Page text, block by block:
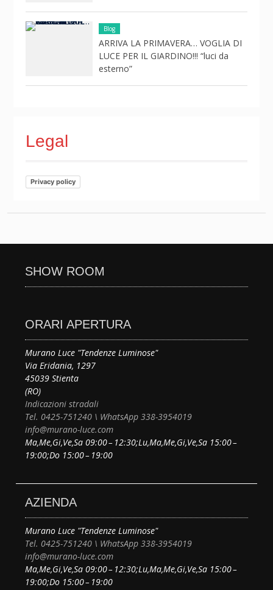
Blog
ARRIVA LA PRIMAVERA… VOGLIA DI
LUCE PER IL GIARDINO!!! “luci da
esterno”
Legal
Privacy policy
SHOW ROOM
ORARI APERTURA
Murano Luce "Tendenze Luminose"
Via Eridania, 1297
45039 Stienta
(RO)
Indicazioni stradali
Tel. 0425-751240 \ WhatsApp 338-3954019
info@murano-luce.com
Ma,Me,Gi,Ve,Sa 09:00 – 12:30;Lu,Ma,Me,Gi,Ve,Sa 15:00 –
19:00;Do 15:00 – 19:00
AZIENDA
Murano Luce "Tendenze Luminose"
Tel. 0425-751240 \ WhatsApp 338-3954019
info@murano-luce.com
Ma,Me,Gi,Ve,Sa 09:00 – 12:30;Lu,Ma,Me,Gi,Ve,Sa 15:00 –
19:00;Do 15:00 – 19:00